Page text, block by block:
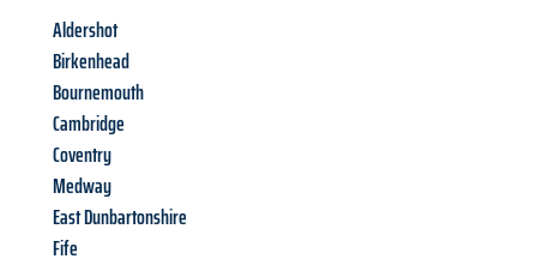
Aldershot
Birkenhead
Bournemouth
Cambridge
Coventry
Medway
East Dunbartonshire
Fife